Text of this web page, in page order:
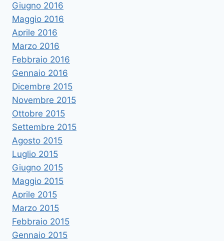
Giugno 2016
Maggio 2016
Aprile 2016
Marzo 2016
Febbraio 2016
Gennaio 2016
Dicembre 2015
Novembre 2015
Ottobre 2015
Settembre 2015
Agosto 2015
Luglio 2015
Giugno 2015
Maggio 2015
Aprile 2015
Marzo 2015
Febbraio 2015
Gennaio 2015